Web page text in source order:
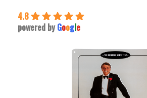
4.8
powered by Google